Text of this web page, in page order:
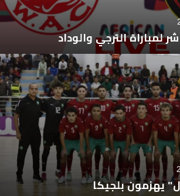
لمباراة الترجي والوداد
يهزمون بلجيكا